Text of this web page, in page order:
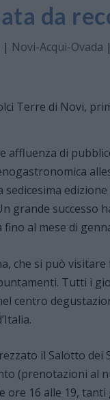
da
| Novi-Acqui-Ovada |
affluenza di
sedicesima
grande successo
al mese di
che si può
Tutti i
centro
il Salotto dei
(prenotazioni al
ore 16 alle 19,